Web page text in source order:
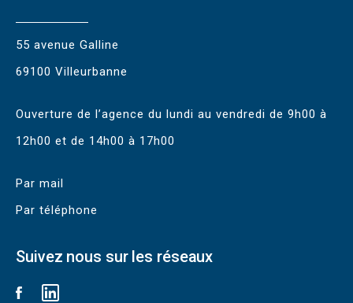
55 avenue Galline
69100 Villeurbanne
Ouverture de l’agence du lundi au vendredi de 9h00 à
12h00 et de 14h00 à 17h00
Par mail
Par téléphone
Suivez nous sur les réseaux